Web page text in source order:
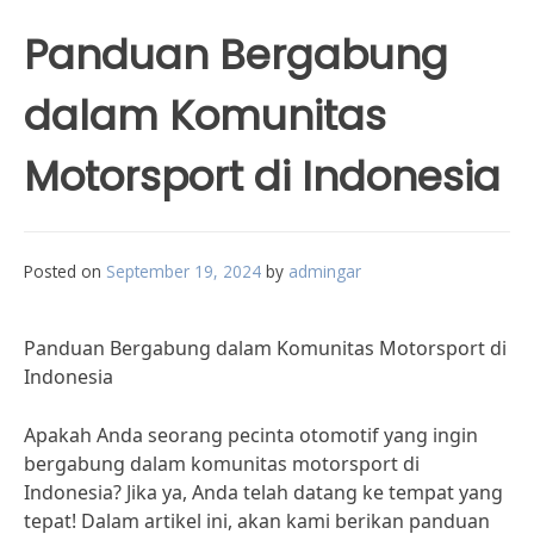
Panduan Bergabung
dalam Komunitas
Motorsport di Indonesia
Posted on September 19, 2024 by admingar
Panduan Bergabung dalam Komunitas Motorsport di
Indonesia
Apakah Anda seorang pecinta otomotif yang ingin
bergabung dalam komunitas motorsport di
Indonesia? Jika ya, Anda telah datang ke tempat yang
tepat! Dalam artikel ini, akan kami berikan panduan